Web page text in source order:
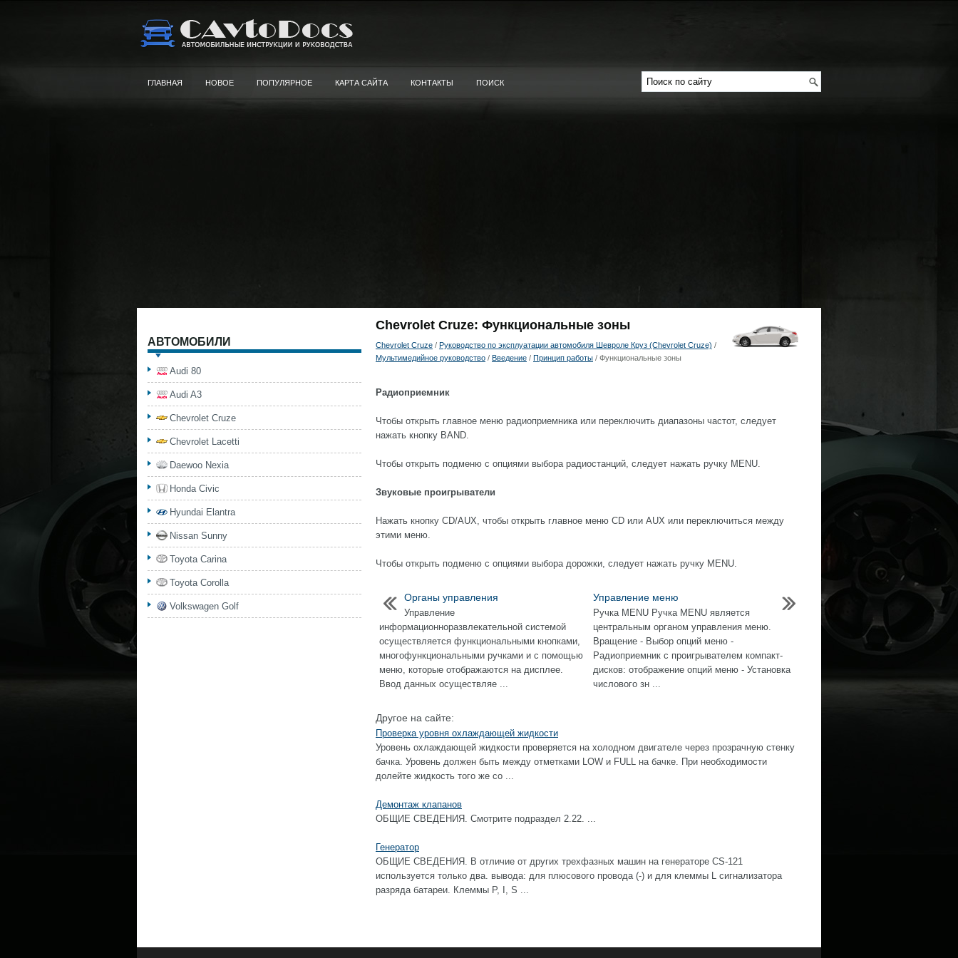
ГЛАВНАЯ НОВОЕ ПОПУЛЯРНОЕ КАРТА САЙТА КОНТАКТЫ ПОИСК
Chevrolet Cruze: Функциональные зоны
Chevrolet Cruze / Руководство по эксплуатации автомобиля Шевроле Круз (Chevrolet Cruze) /
Мультимедийное руководство / Введение / Принцип работы / Функциональные зоны
Радиоприемник
Чтобы открыть главное меню радиоприемника или переключить диапазоны частот, следует
нажать кнопку BAND.
Чтобы открыть подменю с опциями выбора радиостанций, следует нажать ручку MENU.
Звуковые проигрыватели
Нажать кнопку CD/AUX, чтобы открыть главное меню CD или AUX или переключиться между
этими меню.
Чтобы открыть подменю с опциями выбора дорожки, следует нажать ручку MENU.
Органы управления
Управление
информационноразвлекательной системой
осуществляется функциональными кнопками,
многофункциональными ручками и с помощью
меню, которые отображаются на дисплee.
Ввод данных осуществляе ...
Управление меню
Ручка MENU Ручка MENU является
центральным органом управления меню.
Вращение - Выбор опций меню -
Радиоприемник с проигрывателем компакт-
дисков: отображение опций меню - Установка
числового зн ...
Другое на сайте:
Проверка уровня охлаждающей жидкости
Уровень охлаждающей жидкости проверяется на холодном двигателе через прозрачную стенку
бачка. Уровень должен быть между отметками LOW и FULL на бачке. При необходимости
долейте жидкость того же со ...
Демонтаж клапанов
ОБЩИЕ СВЕДЕНИЯ. Смотрите подраздел 2.22. ...
Генератор
ОБЩИЕ СВЕДЕНИЯ. В отличие от других трехфазных машин на генераторе CS-121
используется только два. вывода: для плюсового провода (-) и для клеммы L сигнализатора
разряда батареи. Клеммы Р, I, S ...
АВТОМОБИЛИ
Audi 80
Audi A3
Chevrolet Cruze
Chevrolet Lacetti
Daewoo Nexia
Honda Civic
Hyundai Elantra
Nissan Sunny
Toyota Carina
Toyota Corolla
Volkswagen Golf